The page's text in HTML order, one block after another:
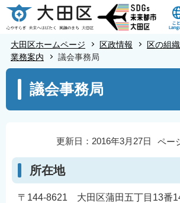
こ
の
ジ
大田区ホームページ 区政情報
区の組
業務案内
議会事務局
こ
ら
議会事務局
ペー
更新日：2016年3月27日
所在地
〒144-8621 大田区蒲田五丁目13番